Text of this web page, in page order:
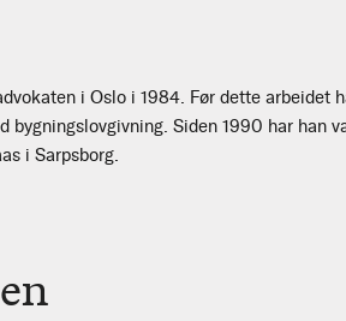
i Oslo i 1984. Før dette arbeidet
bygningslovgivning. Siden 1990 har han
i Sarpsborg.